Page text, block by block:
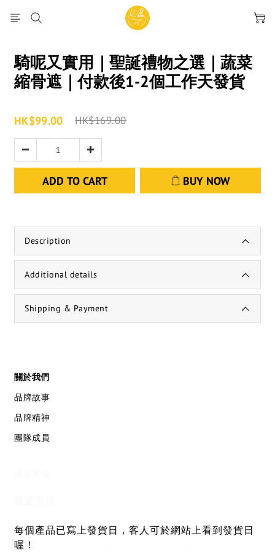
騎呢又實用｜聖誕禮物之選｜蔬菜
縮骨遮｜付款後1-2個工作天發貨
HK$99.00 HK$169.00
ADD TO CART BUY NOW
Description
Additional details
Shipping & Payment
關於我們
品牌故事
品牌精神
團隊成員
每個產品已寫上發貨日，客人可於網站上看到發貨日
喔！